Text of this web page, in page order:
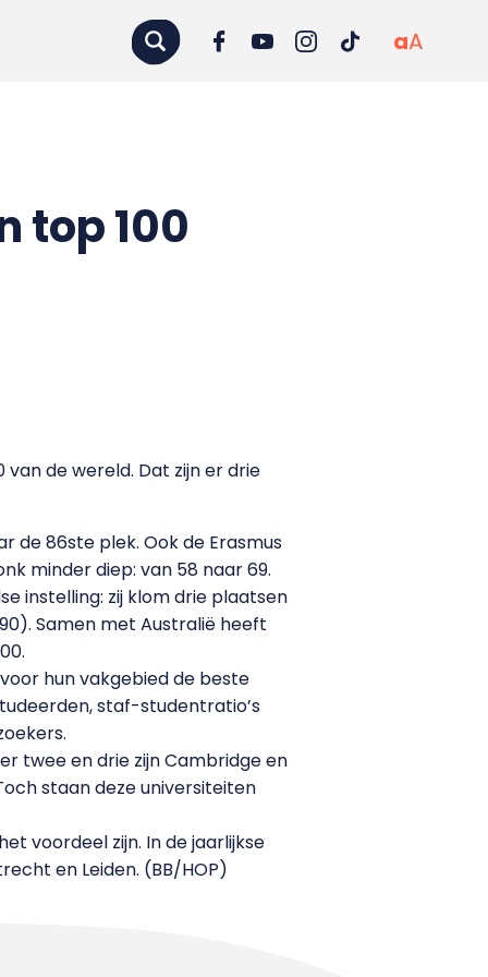
aA
top 100
de wereld. Dat zijn er drie
de 86ste plek. Ook de Erasmus
minder diep: van 58 naar 69.
instelling: zij klom drie plaatsen
Samen met Australië heeft
hun vakgebied de beste
staf-studentratio’s
twee en drie zijn Cambridge en
staan deze universiteiten
voordeel zijn. In de jaarlijkse
en Leiden. (BB/HOP)